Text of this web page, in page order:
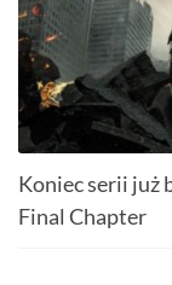
Koniec serii już
Final Chapter